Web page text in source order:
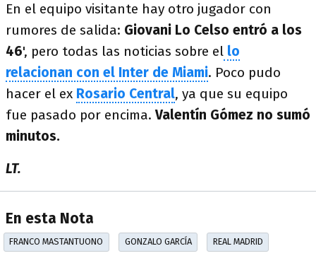
En el equipo visitante hay otro jugador con
rumores de salida: Giovani Lo Celso entró a los
46', pero todas las noticias sobre el lo
relacionan con el Inter de Miami. Poco pudo
hacer el ex Rosario Central, ya que su equipo
fue pasado por encima.Valentín Gómez no sumó
minutos.
LT.
En esta Nota
FRANCO MASTANTUONO GONZALO GARCÍA REAL MADRID